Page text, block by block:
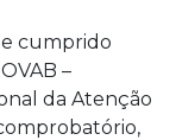
cumprido
–
da Atenção